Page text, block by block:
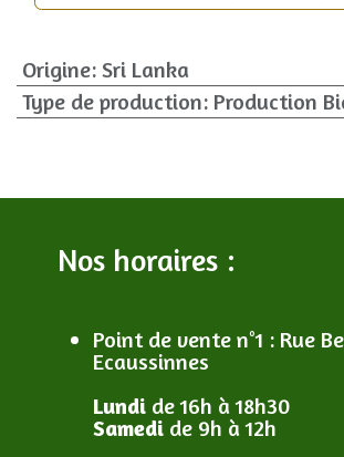
Origine: Sri Lanka
Type de production: Production
Nos horaires :
Point de vente n°1 : Rue
Ecaussinnes
Lundi de 16h à 18h30
Samedi de 9h à 12h